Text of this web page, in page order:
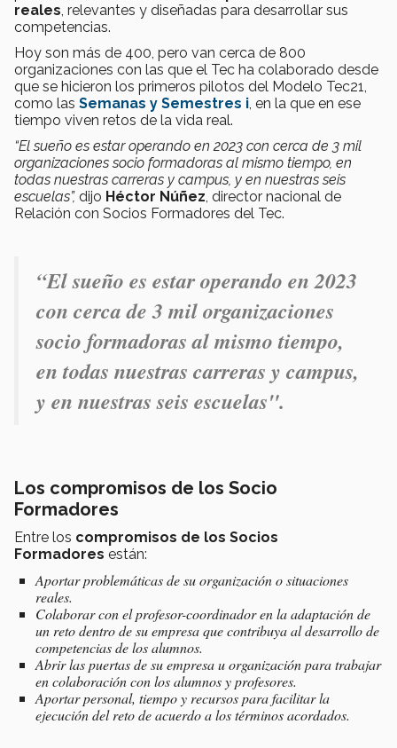
reales, relevantes y diseñadas para desarrollar sus
competencias.
Hoy son más de 400, pero van cerca de 800
organizaciones con las que el Tec ha colaborado desde
que se hicieron los primeros pilotos del Modelo Tec21,
como las Semanas y Semestres i, en la que en ese
tiempo viven retos de la vida real.
“El sueño es estar operando en 2023 con cerca de 3 mil
organizaciones socio formadoras al mismo tiempo, en
todas nuestras carreras y campus, y en nuestras seis
escuelas”, dijo Héctor Núñez, director nacional de
Relación con Socios Formadores del Tec.
“El sueño es estar operando en 2023
con cerca de 3 mil organizaciones
socio formadoras al mismo tiempo,
en todas nuestras carreras y campus,
y en nuestras seis escuelas".
Los compromisos de los Socio
Formadores
Entre los compromisos de los Socios
Formadores están:
Aportar problemáticas de su organización o situaciones
reales.
Colaborar con el profesor-coordinador en la adaptación de
un reto dentro de su empresa que contribuya al desarrollo de
competencias de los alumnos.
Abrir las puertas de su empresa u organización para trabajar
en colaboración con los alumnos y profesores.
Aportar personal, tiempo y recursos para facilitar la
ejecución del reto de acuerdo a los términos acordados.